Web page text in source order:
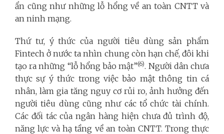
ẩn cũng như những lỗ hổng về an toàn CNTT và
an ninh mạng.
Thứ tư, ý thức của người tiêu dùng sản phẩm
Fintech ở nước ta nhìn chung còn hạn chế, đôi khi
tạo ra những “lỗ hổng bảo mật”(6). Người dân chưa
thực sự ý thức trong việc bảo mật thông tin cá
nhân, làm gia tăng nguy cơ rủi ro, ảnh hưởng đến
người tiêu dùng cũng như các tổ chức tài chính.
Các đối tác của ngân hàng hiện chưa đủ trình độ,
năng lực và hạ tầng về an toàn CNTT. Trong thực